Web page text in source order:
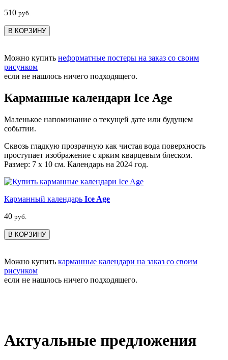
510 руб.
В КОРЗИНУ
Можно купить неформатные постеры на заказ со своим
рисунком
если не нашлось ничего подходящего.
Карманные календари Ice Age
Маленькое напоминание о текущей дате или будущем
событии.
Сквозь гладкую прозрачную как чистая вода поверхность
проступает изображение с ярким кварцевым блеском.
Размер: 7 х 10 см. Календарь на 2024 год.
Карманный календарь Ice Age
40 руб.
В КОРЗИНУ
Можно купить карманные календари на заказ со своим
рисунком
если не нашлось ничего подходящего.
Актуальные предложения